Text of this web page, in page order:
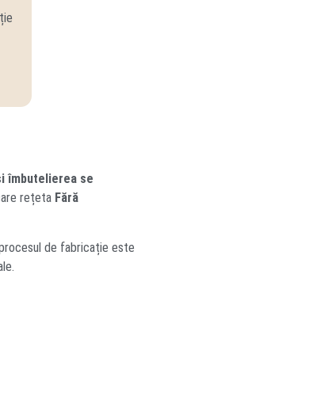
îmbutelierea se
rețeta Fără
de fabricație este